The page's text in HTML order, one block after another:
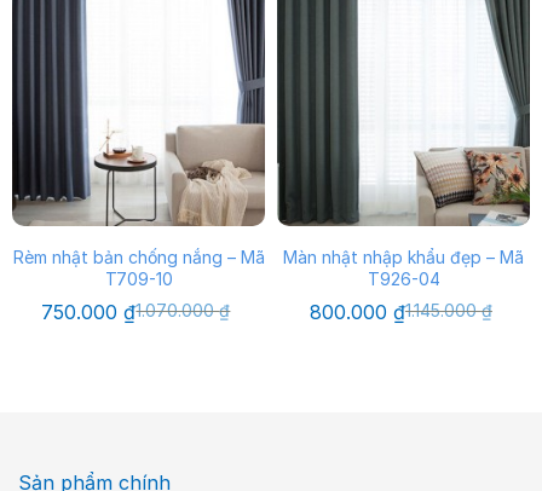
Rèm nhật bản chống nắng – Mã
T709-10
1.070.000₫
Giá
750.000₫Giá
Màn nhật nhập khẩu đẹp – Mã
T926-04
1.145.000₫
Giá
gốc
800.000 ₫Giá
hiện
Sản phẩm chính